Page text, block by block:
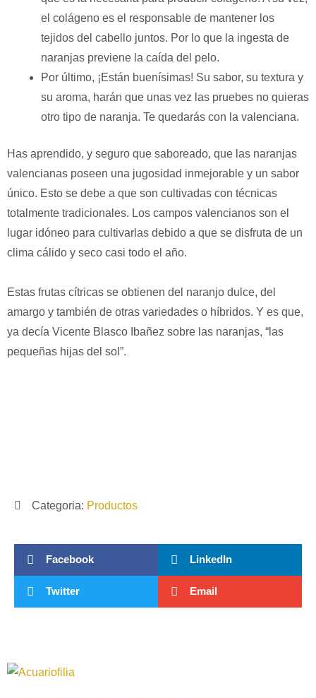
el colágeno es el responsable de mantener los
tejidos del cabello juntos. Por lo que la ingesta de
naranjas previene la caída del pelo.
Por último, ¡Están buenísimas! Su sabor, su textura y
su aroma, harán que unas vez las pruebes no quieras
otro tipo de naranja. Te quedarás con la valenciana.
Has aprendido, y seguro que saboreado, que las naranjas
valencianas poseen una jugosidad inmejorable y un sabor
único. Esto se debe a que son cultivadas con técnicas
totalmente tradicionales. Los campos valencianos son el
lugar idóneo para cultivarlas debido a que se disfruta de un
clima cálido y seco casi todo el año.
Estas frutas cítricas se obtienen del naranjo dulce, del
amargo y también de otras variedades o híbridos. Y es que,
ya decía Vicente Blasco Ibañez sobre las naranjas, “las
pequeñas hijas del sol”.
Categoria: Productos
Facebook LinkedIn
Twitter Email